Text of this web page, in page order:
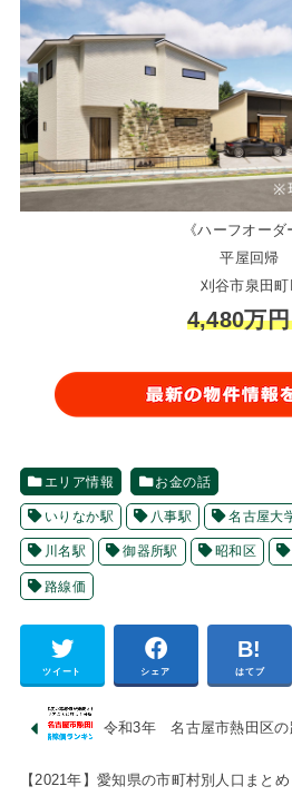
《ハーフオーダ
平屋回帰
刈谷市泉田町
4,480万
エリア情報 お金の話
いりなか駅 八事駅 名古屋大
川名駅 御器所駅 昭和区
路線価
ツイート シェア はてブ
令和3年 名古屋市熱田区の
【2021年】愛知県の市町村別人口まと